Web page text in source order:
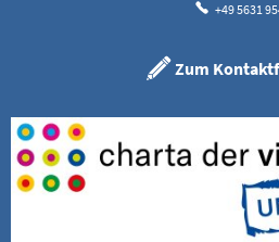
+49 5631
Zum